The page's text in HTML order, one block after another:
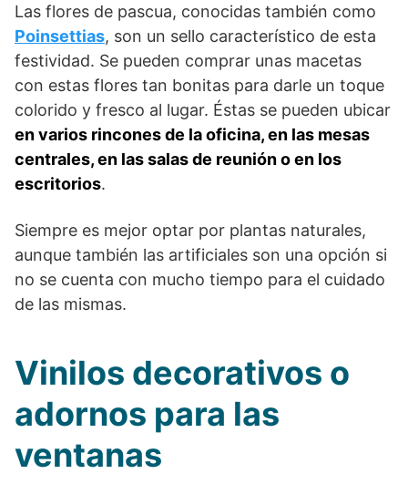
Las flores de pascua, conocidas también como
Poinsettias, son un sello característico de esta
festividad. Se pueden comprar unas macetas
con estas flores tan bonitas para darle un toque
colorido y fresco al lugar. Éstas se pueden ubicar
en varios rincones de la oficina, en las mesas
centrales, en las salas de reunión o en los
escritorios.
Siempre es mejor optar por plantas naturales,
aunque también las artificiales son una opción si
no se cuenta con mucho tiempo para el cuidado
de las mismas.
Vinilos decorativos o
adornos para las
ventanas